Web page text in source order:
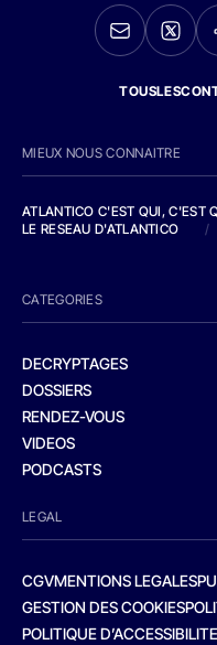
MIEUX NOUS CONNAITRE
ATLANTICO C'EST QUI, C'EST
LE RESEAU D'ATLANTICO
/
CATEGORIES
DECRYPTAGES
DOSSIERS
RENDEZ-VOUS
VIDEOS
PODCASTS
LEGAL
CGVMENTIONS LEGALES
GESTION DES COOKIES
POLITIQUE D’ACCESSIBILITE